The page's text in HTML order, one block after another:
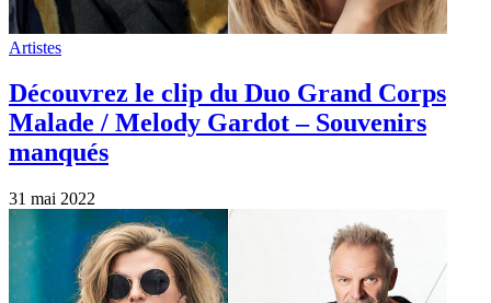
Artistes
Découvrez le clip du Duo Grand Corps
Malade / Melody Gardot – Souvenirs
manqués
31 mai 2022